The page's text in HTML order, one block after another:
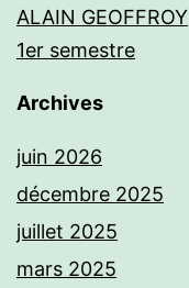
ALAIN GEOFFROY
1er semestre
Archives
juin 2026
décembre 2025
juillet 2025
mars 2025